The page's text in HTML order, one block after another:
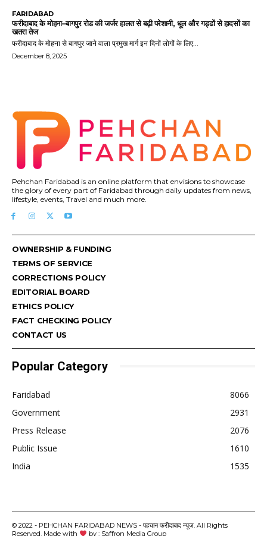
FARIDABAD
फरीदाबाद के मोहना–बागपुर रोड की जर्जर हालत से बढ़ी परेशानी, धूल और गड्ढों से हादसों का
खतरा तेज
फरीदाबाद के मोहना से बागपुर जाने वाला प्रमुख मार्ग इन दिनों लोगों के लिए...
December 8, 2025
Pehchan Faridabad is an online platform that envisions to showcase
the glory of every part of Faridabad through daily updates from news,
lifestyle, events, Travel and much more.
OWNERSHIP & FUNDING
TERMS OF SERVICE
CORRECTIONS POLICY
EDITORIAL BOARD
ETHICS POLICY
FACT CHECKING POLICY
CONTACT US
Popular Category
Faridabad
8066
Government
2931
Press Release
2076
Public Issue
1610
India
1535
© 2022 - PEHCHAN FARIDABAD NEWS - पहचान फरीदाबाद न्यूज़. All Rights
Reserved. Made with
by : Saffron Media Group